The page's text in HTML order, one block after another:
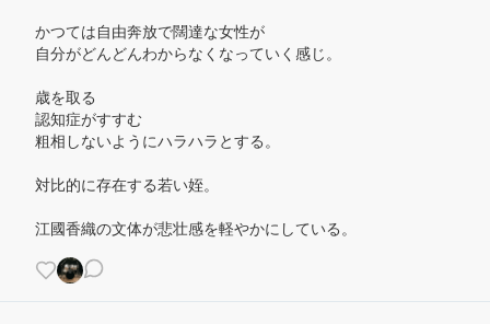
かつては自由奔放で闊達な女性が
自分がどんどんわからなくなっていく感じ。
歳を取る
認知症がすすむ
粗相しないようにハラハラとする。
対比的に存在する若い姪。
江國香織の文体が悲壮感を軽やかにしている。